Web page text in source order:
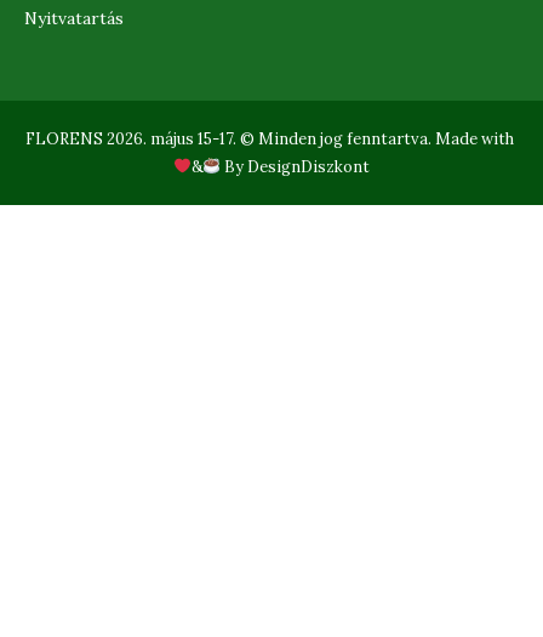
Nyitvatartás
FLORENS 2026. május 15-17. © Minden jog fenntartva. Made with
&
ByDesignDiszkont